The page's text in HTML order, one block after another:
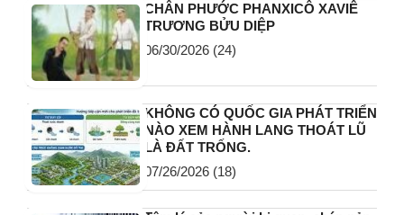
CHÂN PHƯỚC PHANXICÔ XAVIÊ
TRƯƠNG BỬU DIỆP
06/30/2026 (24)
KHÔNG CÓ QUỐC GIA PHÁT TRIỂN
NÀO XEM HÀNH LANG THOÁT LŨ
LÀ ĐẤT TRỐNG.
07/26/2026 (18)